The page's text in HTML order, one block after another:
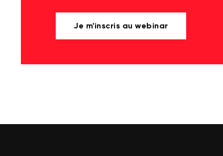
Je m'inscris au webinar